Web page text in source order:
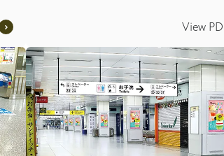
View